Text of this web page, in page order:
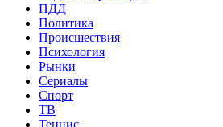
ПДД
Политика
Происшествия
Психология
Рынки
Сериалы
Спорт
ТВ
Теннис